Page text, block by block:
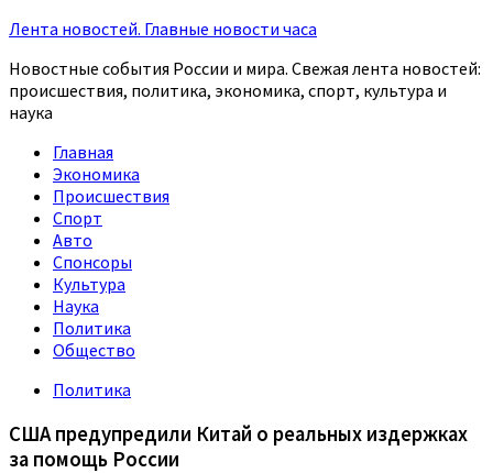
Лента новостей. Главные новости часа
Новостные события России и мира. Свежая лента новостей:
происшествия, политика, экономика, спорт, культура и
наука
Главная
Экономика
Происшествия
Спорт
Авто
Спонсоры
Культура
Наука
Политика
Общество
Политика
США предупредили Китай о реальных издержках
за помощь России